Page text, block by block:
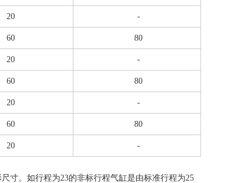
20 -
60 80
20 -
60 80
20 -
60 80
20
-
寸。如行程为23的非标行程气缸是由标准行程为25